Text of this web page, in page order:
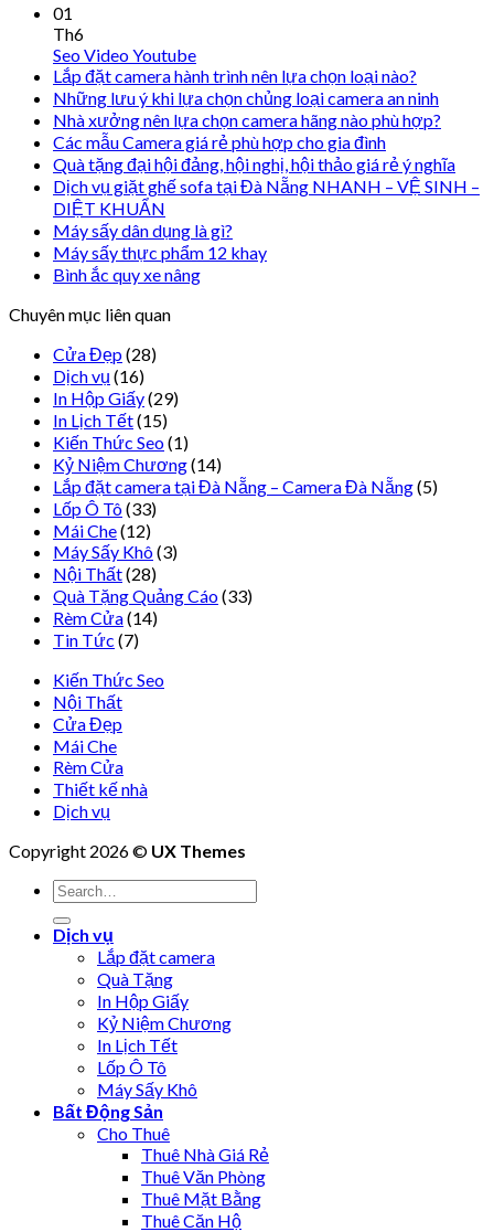
01
Th6
Seo Video Youtube
Lắp đặt camera hành trình nên lựa chọn loại nào?
Những lưu ý khi lựa chọn chủng loại camera an ninh
Nhà xưởng nên lựa chọn camera hãng nào phù hợp?
Các mẫu Camera giá rẻ phù hợp cho gia đình
Quà tặng đại hội đảng, hội nghị, hội thảo giá rẻ ý nghĩa
Dịch vụ giặt ghế sofa tại Đà Nẵng NHANH – VỆ SINH –
DIỆT KHUẨN
Máy sấy dân dụng là gì?
Máy sấy thực phẩm 12 khay
Bình ắc quy xe nâng
Chuyên mục liên quan
Cửa Đẹp(28)
Dịch vụ (16)
In Hộp Giấy(29)
In Lịch Tết(15)
Kiến Thức Seo(1)
Kỷ Niệm Chương(14)
Lắp đặt camera tại Đà Nẵng – Camera Đà Nẵng(5)
Lốp Ô Tô(33)
Mái Che(12)
Máy Sấy Khô(3)
Nội Thất(28)
Quà Tặng Quảng Cáo(33)
Rèm Cửa(14)
Tin Tức (7)
Kiến Thức Seo
Nội Thất
Cửa Đẹp
Mái Che
Rèm Cửa
Thiết kế nhà
Dịch vụ
Copyright 2026 © UX Themes
Dịch vụ
Lắp đặt camera
Quà Tặng
In Hộp Giấy
Kỷ Niệm Chương
In Lịch Tết
Lốp Ô Tô
Máy Sấy Khô
Bất Động Sản
Cho Thuê
Thuê Nhà Giá Rẻ
Thuê Văn Phòng
Thuê Mặt Bằng
Thuê Căn Hộ